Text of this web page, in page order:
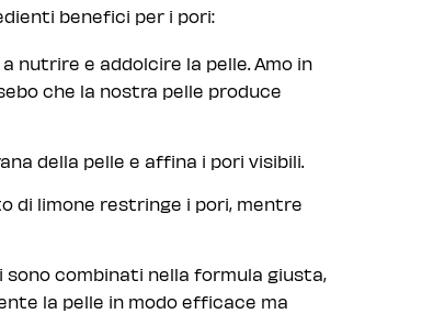
benefici per i pori:
nutrire e addolcire la pelle. Amo in
che la nostra pelle produce
della pelle e affina i pori visibili.
di limone restringe i pori, mentre
sono combinati nella formula giusta,
la pelle in modo efficace ma